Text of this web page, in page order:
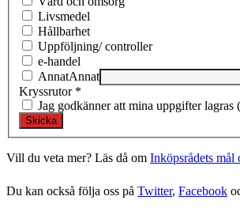
Livsmedel
Hållbarhet
Uppföljning/ controller
e-handel
AnnatAnnat
Kryssrutor *
Jag godkänner att mina uppgifter lagras (
Vill du veta mer? Läs då om Inköpsrådets mål
Du kan också följa oss på Twitter, Facebook